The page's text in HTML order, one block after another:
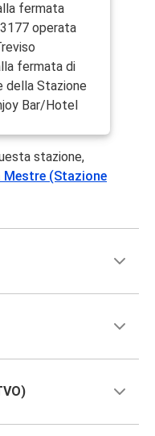
fermata
operata
fermata di
della Stazione
Bar/Hotel
stazione,
Mestre (Stazione